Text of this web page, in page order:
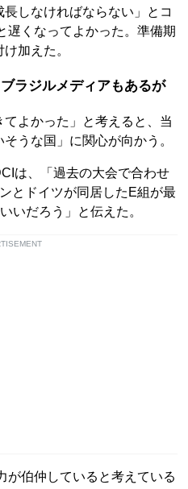
しなければならない」とコ
遅くなってよかった。準備期
加えた。
ラジルメディアもあるが
てよかった」と考えると、当
うな国」に関心が向かう。
は、「過去の大会で合わせ
とドイツが同居したE組が最
いだろう」と伝えた。
伯仲していると考えている